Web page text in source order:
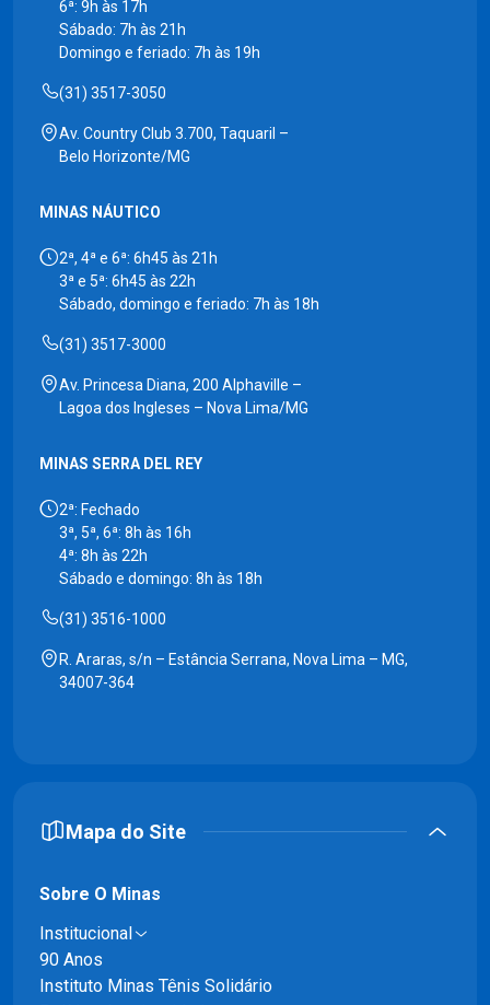
6ª: 9h às 17h
Sábado: 7h às 21h
Domingo e feriado: 7h às 19h
(31) 3517-3050
Av. Country Club 3.700, Taquaril –
Belo Horizonte/MG
MINAS NÁUTICO
2ª, 4ª e 6ª: 6h45 às 21h
3ª e 5ª: 6h45 às 22h
Sábado, domingo e feriado: 7h às 18h
(31) 3517-3000
Av. Princesa Diana, 200 Alphaville –
Lagoa dos Ingleses – Nova Lima/MG
MINAS SERRA DEL REY
2ª: Fechado
3ª, 5ª, 6ª: 8h às 16h
4ª: 8h às 22h
Sábado e domingo: 8h às 18h
(31) 3516-1000
R. Araras, s/n – Estância Serrana, Nova Lima – MG,
34007-364
Mapa do Site
Sobre O Minas
Institucional
90 Anos
Instituto Minas Tênis Solidário